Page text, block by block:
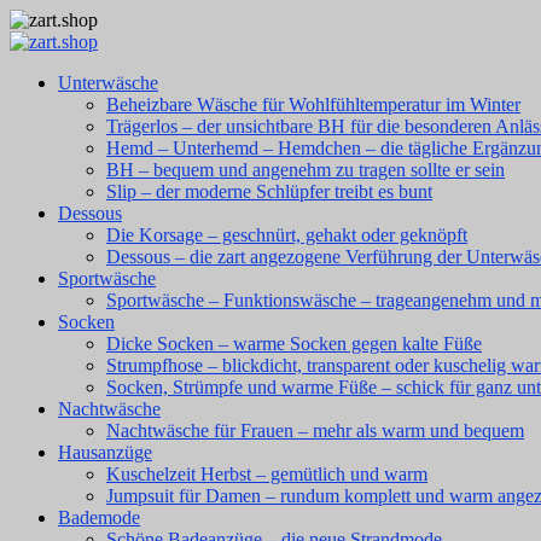
Unterwäsche
Beheizbare Wäsche für Wohlfühltemperatur im Winter
Trägerlos – der unsichtbare BH für die besonderen
Hemd – Unterhemd – Hemdchen – die tägliche
BH – bequem und angenehm zu tragen sollte er sein
Slip – der moderne Schlüpfer treibt es bunt
Dessous
Die Korsage – geschnürt, gehakt oder geknöpft
Dessous – die zart angezogene Verführung der
Sportwäsche
Sportwäsche – Funktionswäsche – trageangenehm und
Socken
Dicke Socken – warme Socken gegen kalte Füße
Strumpfhose – blickdicht, transparent oder kuschelig
Socken, Strümpfe und warme Füße – schick für ganz
Nachtwäsche
Nachtwäsche für Frauen – mehr als warm und bequem
Hausanzüge
Kuschelzeit Herbst – gemütlich und warm
Jumpsuit für Damen – rundum komplett und warm
Bademode